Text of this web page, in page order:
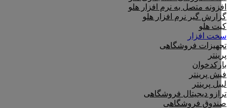
افزونه متصل به نرم افزار هلو
گزارش گیر نرم افزار هلو
کیت هلو
سخت افزار
تجهیزات فروشگاهی
پرینتر
بارکدخوان
فیش پرینتر
لیبل پرینتر
ترازو دیجیتال فروشگاهی
صندوق فروشگاهی